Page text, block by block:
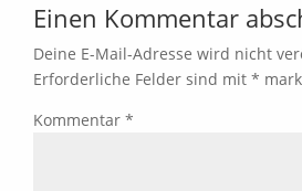
Einen Kommentar
Deine E-Mail-Adresse wird nicht
Erforderliche Felder sind mit *
Kommentar *